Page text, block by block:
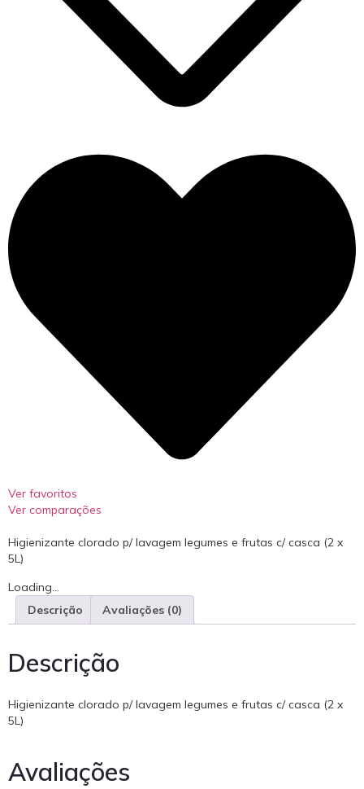
Ver favoritos
Ver comparações
Higienizante clorado p/ lavagem legumes e frutas c/ casca (2 x
5L)
Loading...
Descrição
Avaliações (0)
Descrição
Higienizante clorado p/ lavagem legumes e frutas c/ casca (2 x
5L)
Avaliações